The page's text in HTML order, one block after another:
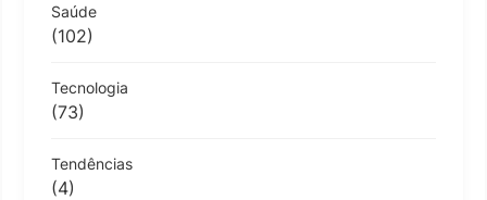
Saúde
(102)
Tecnologia
(73)
Tendências
(4)